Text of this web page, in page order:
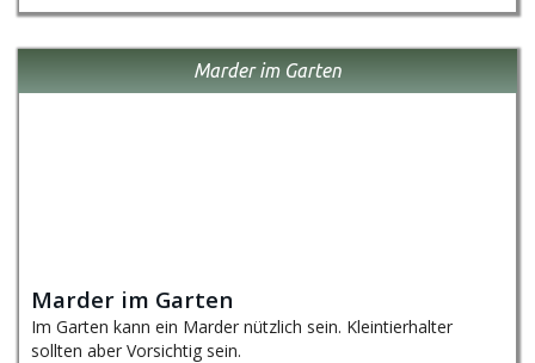
Marder im Garten
Marder im Garten
Im Garten kann ein Marder nützlich sein. Kleintierhalter
sollten aber Vorsichtig sein.